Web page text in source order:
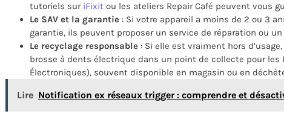
tutoriels sur iFixit ou les ateliers Repair Café peuvent vous
Le SAV et la garantie : Si votre appareil a moins de 2 ou 3
garantie, ils peuvent proposer un service de réparation ou
Le recyclage responsable : Si elle est vraiment hors
brosse à dents électrique dans un point de collecte pour les
Électroniques), souvent disponible en magasin ou en
Lire Notification ex réseaux trigger : comprendre et